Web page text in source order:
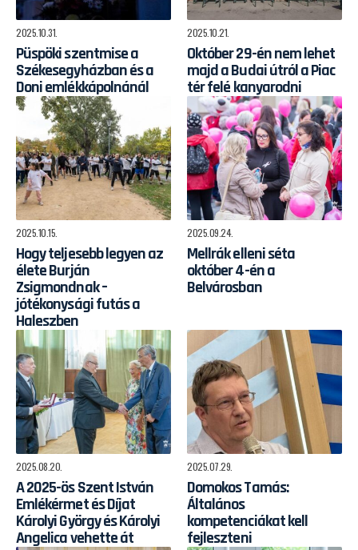
2025.10.31.
Püspöki szentmise a
Székesegyházban és a
Doni emlékkápolnánál
2025.10.21.
Október 29-én nem lehet
majd a Budai útról a Piac
tér felé kanyarodni
2025.10.15.
Hogy teljesebb legyen az
élete Burján
Zsigmondnak –
jótékonysági futás a
Haleszben
2025.09.24.
Mellrák elleni séta
október 4-én a
Belvárosban
2025.08.20.
A 2025-ös Szent István
Emlékérmet és Díjat
Károlyi György és Károlyi
Angelica vehette át
2025.07.29.
Domokos Tamás:
Általános
kompetenciákat kell
fejleszteni